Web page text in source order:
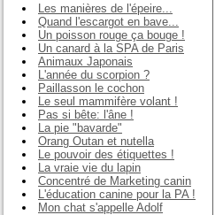
Les manières de l'épeire...
Quand l'escargot en bave...
Un poisson rouge ça bouge !
Un canard à la SPA de Paris
Animaux Japonais
L'année du scorpion ?
Paillasson le cochon
Le seul mammifère volant !
Pas si bête: l'âne !
La pie "bavarde"
Orang Outan et nutella
Le pouvoir des étiquettes !
La vraie vie du lapin
Concentré de Marketing canin
L'éducation canine pour la PA !
Mon chat s'appelle Adolf